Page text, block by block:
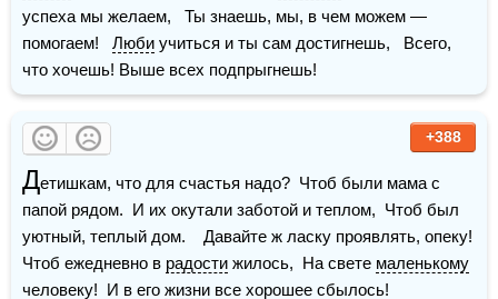
успеха мы желаем,   Ты знаешь, мы, в чем можем —
помогаем! Люби учиться и ты сам достигнешь,   Всего,
что хочешь! Выше всех подпрыгнешь!
+388
Детишкам, что для счастья надо?  Чтоб были мама с
папой рядом.  И их окутали заботой и теплом,  Чтоб был
уютный, теплый дом.    Давайте ж ласку проявлять, опеку!
Чтоб ежедневно в радости жилось,  На свете маленькому
человеку!  И в его жизни все хорошее сбылось!